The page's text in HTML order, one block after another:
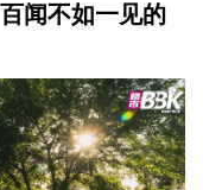
闻不如一见的